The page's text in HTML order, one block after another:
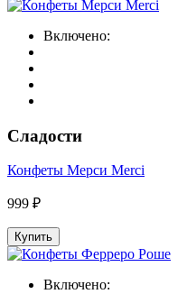
Включено:
Сладости
Конфеты Мерси Merci
999 ₽
Купить
Включено: